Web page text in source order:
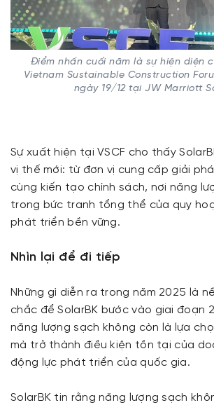
Điểm nhấn cuối năm là sự hiện diện
Vietnam Sustainable Construction
ngày 19/12 tại JW Marriott
Sự xuất hiện tại VSCF cho thấy
vị thế mới: từ đơn vị cung cấp giải
cùng kiến tạo chính sách, nơi năng
trong bức tranh tổng thể của quy
phát triển bền vững.
Nhìn lại để đi tiếp
Những gì diễn ra trong năm 2025 là
chắc để SolarBK bước vào giai đoạn
năng lượng sạch không còn là lựa
mà trở thành điều kiện tồn tại của
động lực phát triển của quốc gia.
SolarBK tin rằng năng lượng sạch